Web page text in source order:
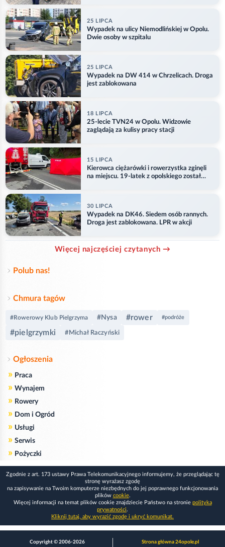
25 LIPCA
Wypadek na ulicy Niemodlińskiej w Opolu.
Dwie osoby w szpitalu
25 LIPCA
Wypadek na DW 414 w Chrzelicach. Droga
jest zablokowana
18 LIPCA
25-lecie TVN24 w Opolu. Widzowie
zaglądają za kulisy pracy stacji
15 LIPCA
Kierowca ciężarówki i rowerzystka zginęli
na miejscu. 19-latek z opolskiego został
30 LIPCA
Wypadek na DK46. Siedem osób rannych.
Droga jest zablokowana. LPR w akcji
Więcej najczęściej czytanych →
Polub nas!
Chmura tagów
#Rowerowy Klub Pielgrzyma #Nysa #rower #podróże
#pielgrzymki #Michał Raczyński
Ogłoszenia
» Praca
» Wynajem
» Rowery
» Dom i Ogród
» Usługi
» Serwis
» Pożyczki
Zgodnie z art. 173 ustawy Prawa Telekomunikacyjnego informujemy, że przeglądając tę
stronę wyrażasz zgodę
na zapisywanie na Twoim komputerze niezbędnych do jej poprawnego funkcjonowania
plików cookie.
Więcej informacji na temat plików cookie znajdziecie Państwo na stronie polityka
prywatności.
Kliknij tutaj, aby wyrazić zgodę i ukryć komunikat.
Copyright © 2006-2026 Strona główna 24opole.pl